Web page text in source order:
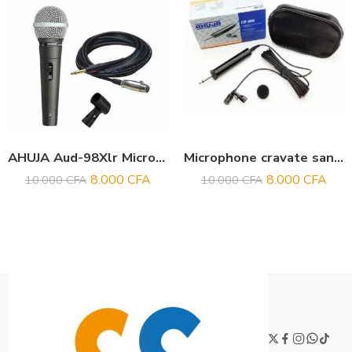
AHUJA Aud-98Xlr Microphone Filaire
10.000CFA 8.000 CFA
Microphone cravate sans fil Ahuja CTP 10DX
10.000CFA 8.000 CFA